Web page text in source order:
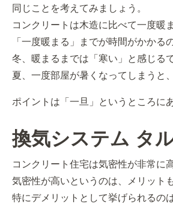
同じことを考えてみましょう。
コンクリートは木造に比べて一度暖
「一度暖まる」までが時間がかかる
冬、暖まるまでは「寒い」と感じる
夏、一度部屋が暑くなってしまうと
ポイントは「一旦」というところに
換気システム タ
コンクリート住宅は気密性が非常に
気密性が高いというのは、メリット
特にデメリットとして挙げられるの